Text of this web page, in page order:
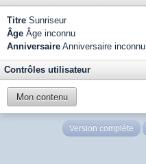
Titre Sunriseur
Âge Âge inconnu
Anniversaire Anniversaire inconnu
Contrôles utilisateur
Mon contenu
Version complète